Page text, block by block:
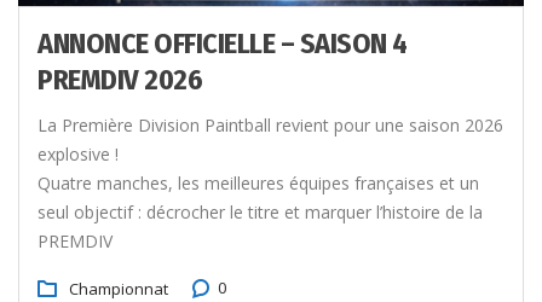
ANNONCE OFFICIELLE – SAISON 4
PREMDIV 2026
La Première Division Paintball revient pour une saison 2026
explosive !
Quatre manches, les meilleures équipes françaises et un
seul objectif : décrocher le titre et marquer l’histoire de la
PREMDIV
Championnat 0